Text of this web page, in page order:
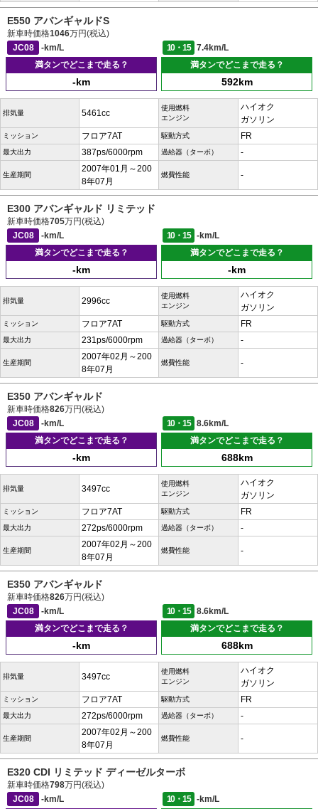
E550 アバンギャルドS
新車時価格1046万円(税込)
JC08
-km/L 10・15
7.4km/L
満タンでどこまで走る？
-km
満タンでどこまで走る？
592km
排気量 5461cc
使用燃料
エンジン
ハイオク
ガソリン
ミッション フロア7AT 駆動方式 FR
最大出力 387ps/6000rpm 過給器（ターボ） -
生産期間
2007年01月～200
8年07月
燃費性能 -
E300 アバンギャルド リミテッド
新車時価格705万円(税込)
JC08
-km/L 10・15
-km/L
満タンでどこまで走る？
-km
満タンでどこまで走る？
-km
排気量 2996cc
使用燃料
エンジン
ハイオク
ガソリン
ミッション フロア7AT 駆動方式 FR
最大出力 231ps/6000rpm 過給器（ターボ） -
生産期間
2007年02月～200
8年07月
燃費性能 -
E350 アバンギャルド
新車時価格826万円(税込)
JC08
-km/L 10・15
8.6km/L
満タンでどこまで走る？
-km
満タンでどこまで走る？
688km
排気量 3497cc
使用燃料
エンジン
ハイオク
ガソリン
ミッション フロア7AT 駆動方式 FR
最大出力 272ps/6000rpm 過給器（ターボ） -
生産期間
2007年02月～200
8年07月
燃費性能 -
E350 アバンギャルド
新車時価格826万円(税込)
JC08
-km/L 10・15
8.6km/L
満タンでどこまで走る？
-km
満タンでどこまで走る？
688km
排気量 3497cc
使用燃料
エンジン
ハイオク
ガソリン
ミッション フロア7AT 駆動方式 FR
最大出力 272ps/6000rpm 過給器（ターボ） -
生産期間
2007年02月～200
8年07月
燃費性能 -
E320 CDI リミテッド ディーゼルターボ
新車時価格798万円(税込)
JC08
-km/L 10・15
-km/L